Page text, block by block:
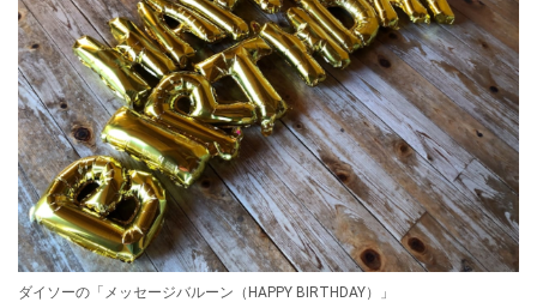
ダイソーの「メッセージバルーン（HAPPY BIRTHDAY）」